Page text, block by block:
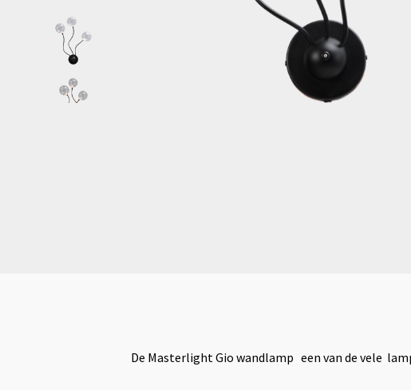
De Masterlight Gio wandlamp een van de vele